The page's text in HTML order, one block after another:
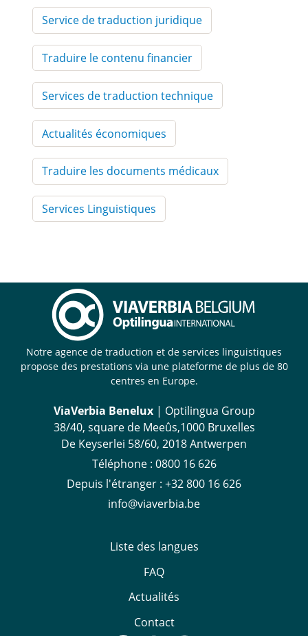
Service de traduction juridique
Traduire le contenu financier
Services de traduction technique
Actualités économiques
Traduire les documents médicaux
Services Linguistiques
Notre agence de traduction et de services linguistiques
propose des prestations via une plateforme de plus de 80
centres en Europe.
ViaVerbia Benelux| Optilingua Group
38/40, square de Meeûs,1000 Bruxelles
De Keyserlei 58/60, 2018 Antwerpen
Téléphone : ‪0800 16 626
Depuis l'étranger : +32 800 16 626
info@viaverbia.be
Liste des langues
FAQ
Actualités
Contact